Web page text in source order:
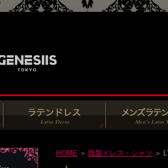
HOME ＞ 既製ドレス・シャツ ＞